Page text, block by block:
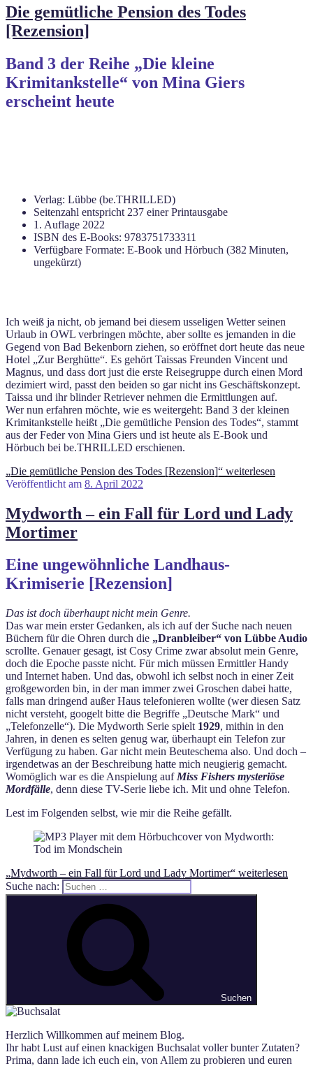
Die gemütliche Pension des Todes
[Rezension]
Band 3 der Reihe „Die kleine
Krimitankstelle“ von Mina Giers
erscheint heute
Verlag: Lübbe (be.THRILLED)
Seitenzahl entspricht 237 einer Printausgabe
1. Auflage 2022
ISBN des E-Books: 9783751733311
Verfügbare Formate: E-Book und Hörbuch (382 Minuten,
ungekürzt)
Ich weiß ja nicht, ob jemand bei diesem usseligen Wetter seinen
Urlaub in OWL verbringen möchte, aber sollte es jemanden in die
Gegend von Bad Bekenborn ziehen, so eröffnet dort heute das neue
Hotel „Zur Berghütte“. Es gehört Taissas Freunden Vincent und
Magnus, und dass dort just die erste Reisegruppe durch einen Mord
dezimiert wird, passt den beiden so gar nicht ins Geschäftskonzept.
Taissa und ihr blinder Retriever nehmen die Ermittlungen auf.
Wer nun erfahren möchte, wie es weitergeht: Band 3 der kleinen
Krimitankstelle heißt „Die gemütliche Pension des Todes“, stammt
aus der Feder von Mina Giers und ist heute als E-Book und
Hörbuch bei be.THRILLED erschienen.
„Die gemütliche Pension des Todes [Rezension]“ weiterlesen
Veröffentlicht am 8. April 2022
Mydworth – ein Fall für Lord und Lady
Mortimer
Eine ungewöhnliche Landhaus-
Krimiserie [Rezension]
Das ist doch überhaupt nicht mein Genre.
Das war mein erster Gedanken, als ich auf der Suche nach neuen
Büchern für die Ohren durch die „Dranbleiber“ von Lübbe Audio
scrollte. Genauer gesagt, ist Cosy Crime zwar absolut mein Genre,
doch die Epoche passte nicht. Für mich müssen Ermittler Handy
und Internet haben. Und das, obwohl ich selbst noch in einer Zeit
großgeworden bin, in der man immer zwei Groschen dabei hatte,
falls man dringend außer Haus telefonieren wollte (wer diesen Satz
nicht versteht, googelt bitte die Begriffe „Deutsche Mark“ und
„Telefonzelle“). Die Mydworth Serie spielt 1929, mithin in den
Jahren, in denen es selten genug war, überhaupt ein Telefon zur
Verfügung zu haben. Gar nicht mein Beuteschema also. Und doch –
irgendetwas an der Beschreibung hatte mich neugierig gemacht.
Womöglich war es die Anspielung auf Miss Fishers mysteriöse
Mordfälle, denn diese TV-Serie liebe ich. Mit und ohne Telefon.
Lest im Folgenden selbst, wie mir die Reihe gefällt.
„Mydworth – ein Fall für Lord und Lady Mortimer“ weiterlesen
Suche nach:
Suchen
Herzlich Willkommen auf meinem Blog.
Ihr habt Lust auf einen knackigen Buchsalat voller bunter Zutaten?
Prima, dann lade ich euch ein, von Allem zu probieren und euren